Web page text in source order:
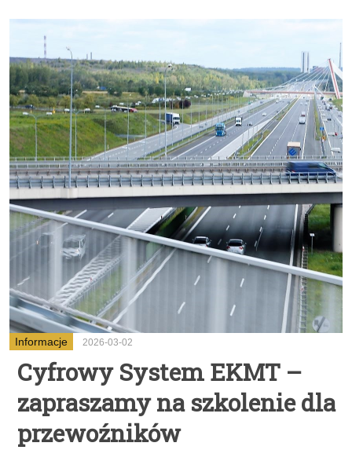
Informacje 2026-03-02
Cyfrowy System EKMT –
zapraszamy na szkolenie dla
przewoźników